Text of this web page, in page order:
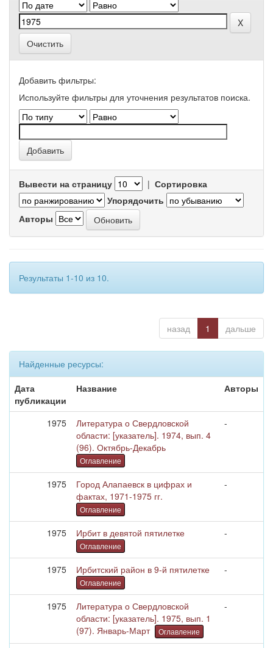
Очистить
Добавить фильтры:
Используйте фильтры для уточнения результатов поиска.
Вывести на страницу | Сортировка
Упорядочить
Авторы
Результаты 1-10 из 10.
назад 1 дальше
Найденные ресурсы:
Дата
публикации
Название Авторы
1975
Литература о Свердловской
области: [указатель]. 1974, вып. 4
(96). Октябрь-Декабрь
Оглавление
-
1975
Город Алапаевск в цифрах и
фактах, 1971-1975 гг.
Оглавление
-
1975 Ирбит в девятой пятилетке
Оглавление
-
1975 Ирбитский район в 9-й пятилетке
Оглавление
-
1975
Литература о Свердловской
области: [указатель]. 1975, вып. 1
(97). Январь-Март
Оглавление
-